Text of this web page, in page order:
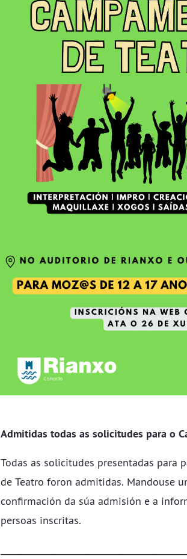
Admitidas todas as solicitudes para o
Todas as solicitudes presentadas para
de Teatro foron admitidas. Mandouse
confirmación da súa admisión e a
persoas inscritas.